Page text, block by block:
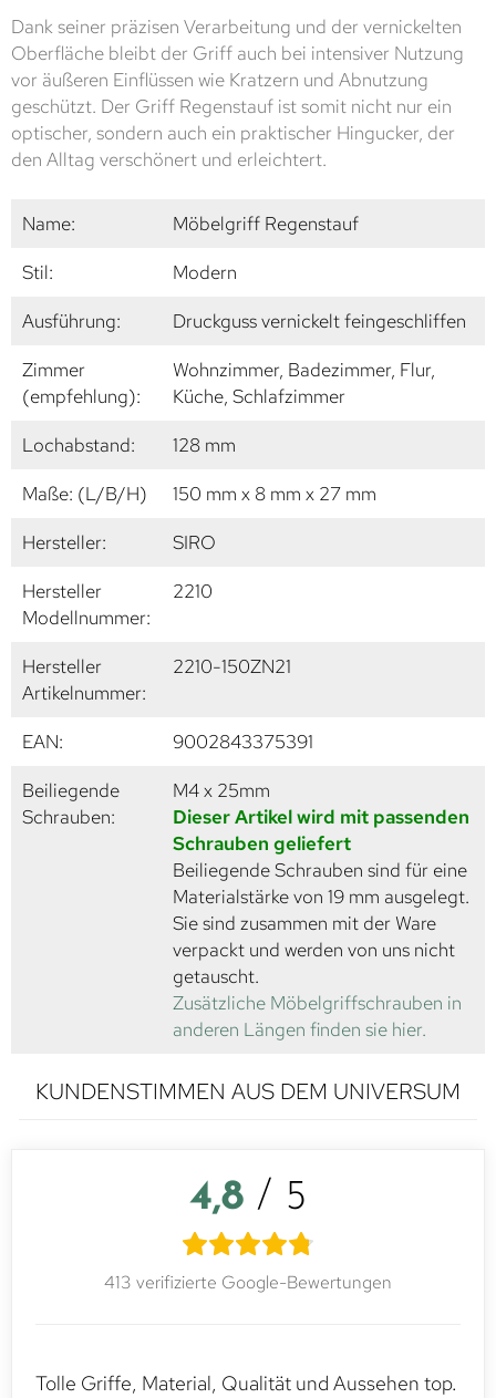
Dank seiner präzisen Verarbeitung und der vernickelten
Oberfläche bleibt der Griff auch bei intensiver Nutzung
vor äußeren Einflüssen wie Kratzern und Abnutzung
geschützt. Der Griff Regenstauf ist somit nicht nur ein
optischer, sondern auch ein praktischer Hingucker, der
den Alltag verschönert und erleichtert.
Name:
Möbelgriff Regenstauf
Stil:
Modern
Ausführung:
Druckguss vernickelt feingeschliffen
Zimmer
(empfehlung):
Wohnzimmer, Badezimmer, Flur,
Küche, Schlafzimmer
Lochabstand:
128 mm
Maße: (L/B/H)
150 mm x 8 mm x 27 mm
Hersteller:
SIRO
Hersteller
Modellnummer:
2210
Hersteller
Artikelnummer:
2210-150ZN21
EAN:
9002843375391
Beiliegende
Schrauben:
M4 x 25mm
Dieser Artikel wird mit passenden
Schrauben geliefert
Beiliegende Schrauben sind für eine
Materialstärke von 19 mm ausgelegt.
Sie sind zusammen mit der Ware
verpackt und werden von uns nicht
getauscht.
Zusätzliche Möbelgriffschrauben in
anderen Längen finden sie hier.
KUNDENSTIMMEN AUS DEM UNIVERSUM
4,8 / 5
413 verifizierte Google-Bewertungen
Tolle Griffe, Material, Qualität und Aussehen top.